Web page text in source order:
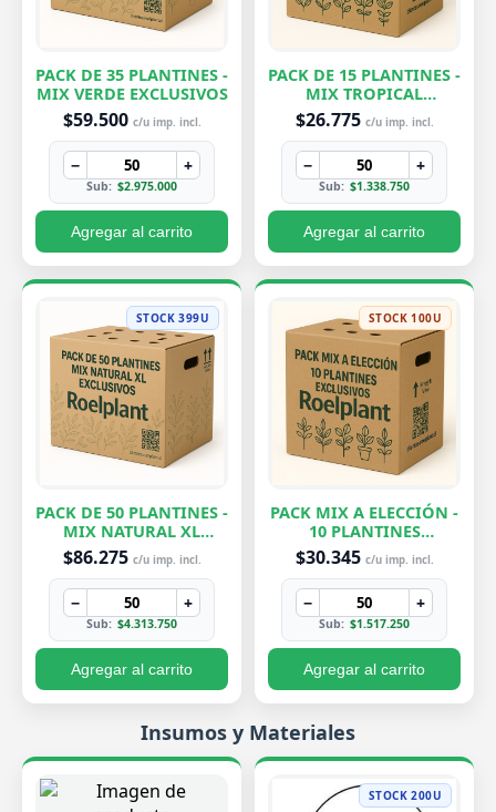
PACK DE 35 PLANTINES -
MIX VERDE EXCLUSIVOS
$59.500 c/u imp. incl.
− +
Sub: $2.975.000
Agregar al carrito
PACK DE 15 PLANTINES -
MIX TROPICAL
EXCLUSIVOS
$26.775 c/u imp. incl.
− +
Sub: $1.338.750
Agregar al carrito
STOCK 399U
PACK DE 50 PLANTINES -
MIX NATURAL XL
EXCLUSIVOS
$86.275 c/u imp. incl.
− +
Sub: $4.313.750
Agregar al carrito
STOCK 100U
PACK MIX A ELECCIÓN -
10 PLANTINES
EXCLUSIVOS
$30.345 c/u imp. incl.
− +
Sub: $1.517.250
Agregar al carrito
Insumos y Materiales
STOCK 200U